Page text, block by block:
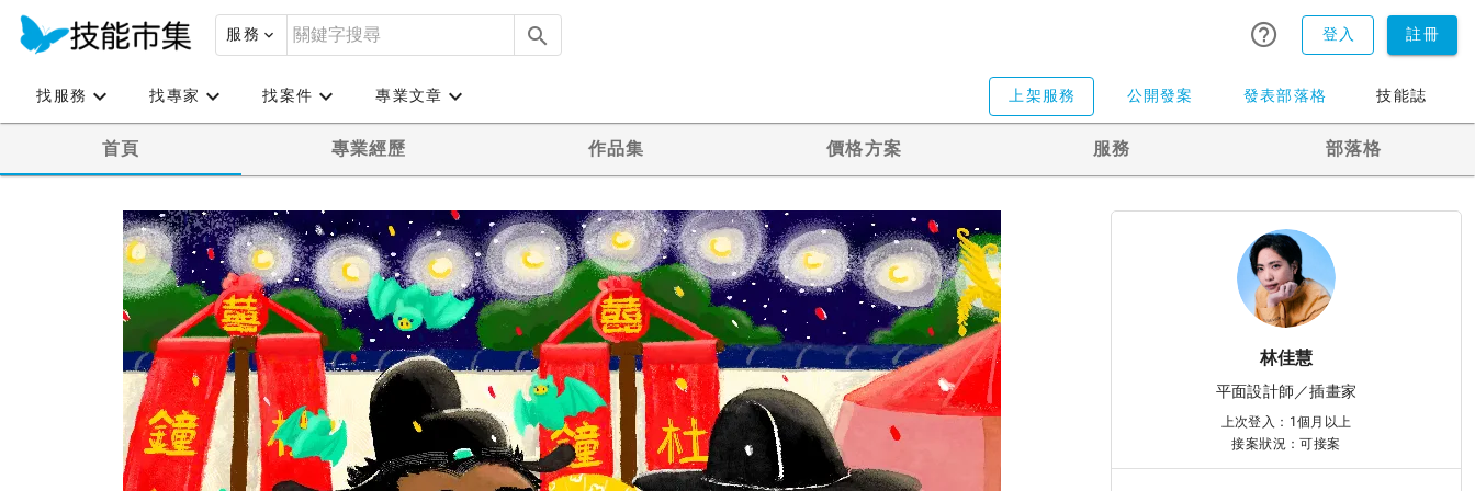
服務 登入 註冊
找服務 找專家 找案件 專業文章 上架服務 公開發案 發表部落格 技能誌
首頁 專業經歷 作品集 價格方案 服務 部落格
林佳慧
平面設計師／插畫家
上次登入：1個月以上
接案狀況：可接案